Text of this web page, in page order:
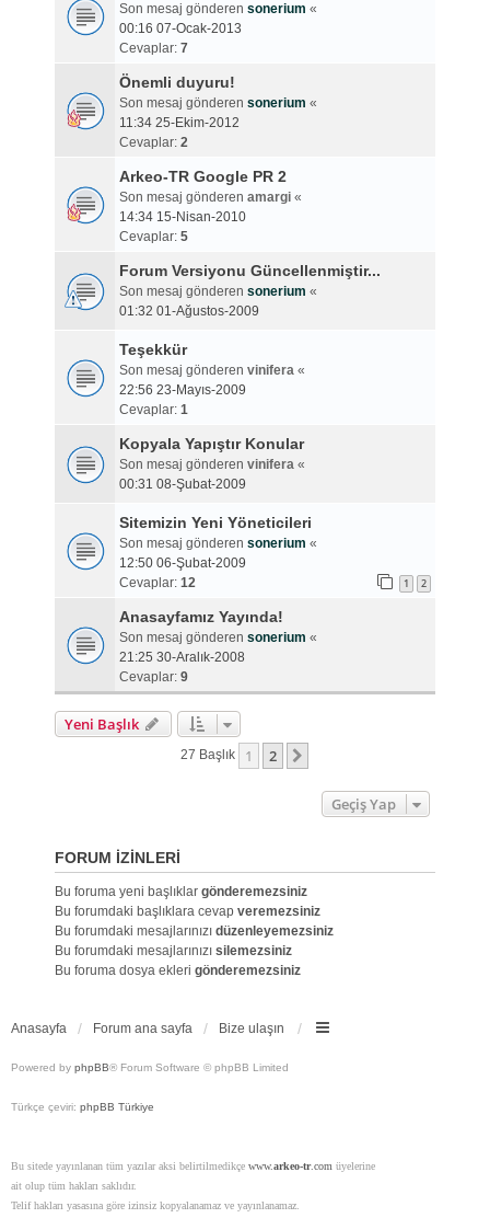
Son mesaj gönderen sonerium «
00:16 07-Ocak-2013
Cevaplar: 7
Önemli duyuru!
Son mesaj gönderen sonerium «
11:34 25-Ekim-2012
Cevaplar: 2
Arkeo-TR Google PR 2
Son mesaj gönderen amargi«
14:34 15-Nisan-2010
Cevaplar: 5
Forum Versiyonu Güncellenmiştir...
Son mesaj gönderen sonerium «
01:32 01-Ağustos-2009
Teşekkür
Son mesaj gönderen vinifera«
22:56 23-Mayıs-2009
Cevaplar: 1
Kopyala Yapıştır Konular
Son mesaj gönderen vinifera«
00:31 08-Şubat-2009
Sitemizin Yeni Yöneticileri
Son mesaj gönderen sonerium «
12:50 06-Şubat-2009
Cevaplar: 12 1 2
Anasayfamız Yayında!
Son mesaj gönderen sonerium «
21:25 30-Aralık-2008
Cevaplar: 9
Yeni Başlık
27 Başlık 1 2
Geçiş Yap
FORUM IZINLERI
Bu foruma yeni başlıklar gönderemezsiniz
Bu forumdaki başlıklara cevap veremezsiniz
Bu forumdaki mesajlarınızı düzenleyemezsiniz
Bu forumdaki mesajlarınızı silemezsiniz
Bu foruma dosya ekleri gönderemezsiniz
Anasayfa Forum ana sayfa Bize ulaşın
Powered by phpBB® Forum Software © phpBB Limited
Türkçe çeviri: phpBB Türkiye
Bu sitede yayınlanan tüm yazılar aksi belirtilmedikçe www.arkeo-tr.com üyelerine
ait olup tüm hakları saklıdır.
Telif hakları yasasına göre izinsiz kopyalanamaz ve yayınlanamaz.